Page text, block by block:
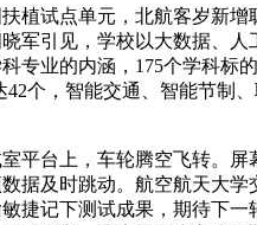
试点单元，北航客岁新增
军引见，学校以大数据、人
专业的内涵，175个学科标
42个，智能交通、智能节制
台上，车轮腾空飞转。屏
据及时跳动。航空航天大学
捷记下测试成果，期待下一